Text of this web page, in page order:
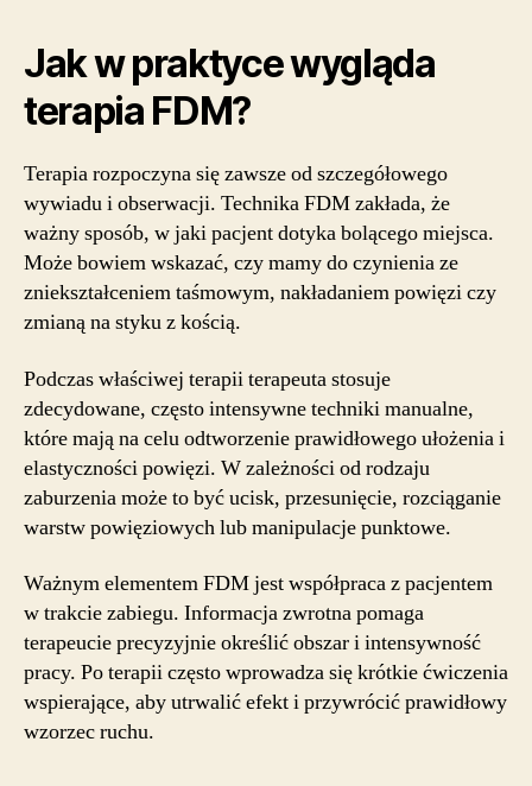
Jak w praktyce wygląda
terapia FDM?
Terapia rozpoczyna się zawsze od szczegółowego
wywiadu i obserwacji. Technika FDM zakłada, że
ważny sposób, w jaki pacjent dotyka bolącego miejsca.
Może bowiem wskazać, czy mamy do czynienia ze
zniekształceniem taśmowym, nakładaniem powięzi czy
zmianą na styku z kością.
Podczas właściwej terapii terapeuta stosuje
zdecydowane, często intensywne techniki manualne,
które mają na celu odtworzenie prawidłowego ułożenia i
elastyczności powięzi. W zależności od rodzaju
zaburzenia może to być ucisk, przesunięcie, rozciąganie
warstw powięziowych lub manipulacje punktowe.
Ważnym elementem FDM jest współpraca z pacjentem
w trakcie zabiegu. Informacja zwrotna pomaga
terapeucie precyzyjnie określić obszar i intensywność
pracy. Po terapii często wprowadza się krótkie ćwiczenia
wspierające, aby utrwalić efekt i przywrócić prawidłowy
wzorzec ruchu.